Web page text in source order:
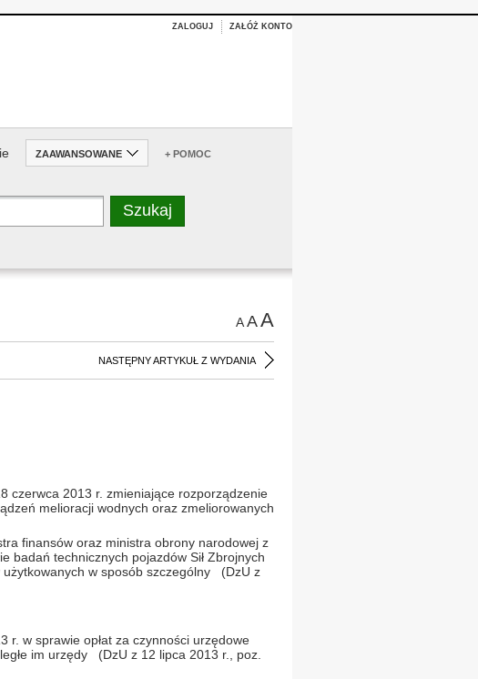
ZALOGUJ ZAŁÓŻ KONTO
ZAAWANSOWANE + POMOC
AAA
NASTĘPNY ARTYKUŁ Z WYDANIA
czerwca 2013 r. zmieniające rozporządzenie
melioracji wodnych oraz zmeliorowanych
finansów oraz ministra obrony narodowej z
badań technicznych pojazdów Sił Zbrojnych
w sposób szczególny (DzU z
r. w sprawie opłat za czynności urzędowe
im urzędy (DzU z 12 lipca 2013 r., poz.